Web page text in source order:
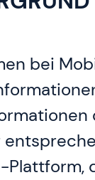
bei
Plattform,